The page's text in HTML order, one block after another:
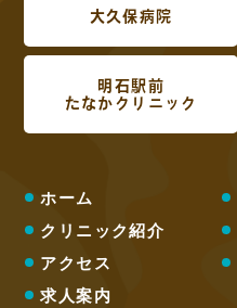
大久保病院
明石駅前
たなかクリニック
ホーム
クリニック紹介
アクセス
求人案内